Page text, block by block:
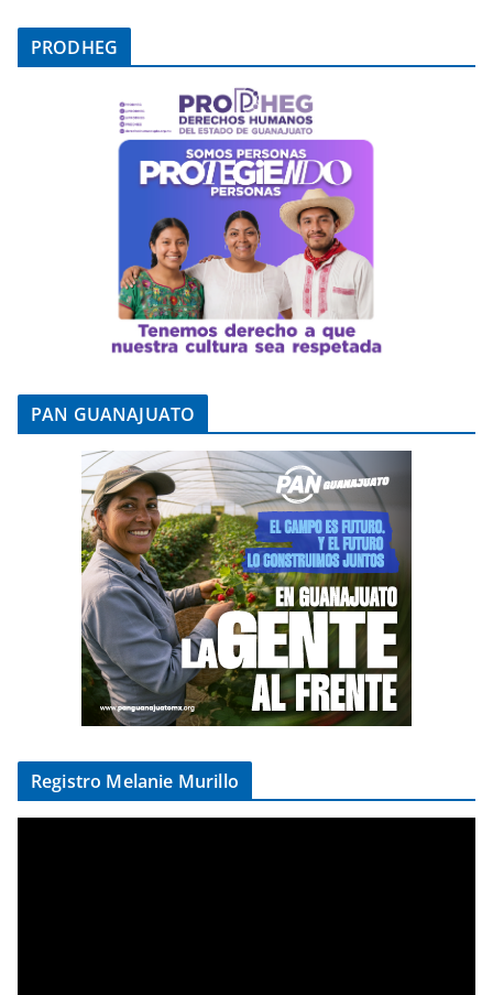
PRODHEG
PAN GUANAJUATO
Registro Melanie Murillo